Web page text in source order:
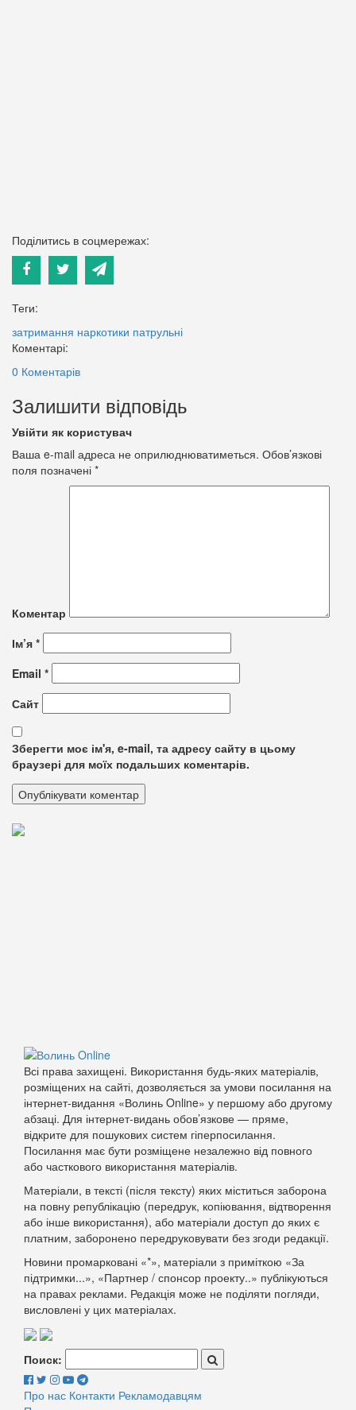
Поділитись в соцмережах:
Теги:
затримання наркотики патрульні
Коментарі:
0 Коментарів
Залишити відповідь
Увійти як користувач
Ваша e-mail адреса не оприлюднюватиметься. Обов’язкові
поля позначені *
Коментар
Ім’я *
Email *
Сайт
Зберегти моє ім'я, e-mail, та адресу сайту в цьому
браузері для моїх подальших коментарів.
Всі права захищені. Використання будь-яких матеріалів,
розміщених на сайті, дозволяється за умови посилання на
інтернет-видання «Волинь Online» у першому або другому
абзаці. Для інтернет-видань обов’язкове — пряме,
відкрите для пошукових систем гіперпосилання.
Посилання має бути розміщене незалежно від повного
або часткового використання матеріалів.
Матеріали, в тексті (після тексту) яких міститься заборона
на повну републікацію (передрук, копіювання, відтворення
або інше використання), або матеріали доступ до яких є
платним, заборонено передруковувати без згоди редакції.
Новини промарковані «*», матеріали з приміткою «За
підтримки...», «Партнер / спонсор проекту..» публікуються
на правах реклами. Редакція може не поділяти погляди,
висловлені у цих матеріалах.
Поиск:
Про нас Контакти Рекламодавцям